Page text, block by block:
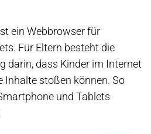
ein Webbrowser für
Für Eltern besteht die
darin, dass Kinder im Internet
Inhalte stoßen können. So
und Tablets